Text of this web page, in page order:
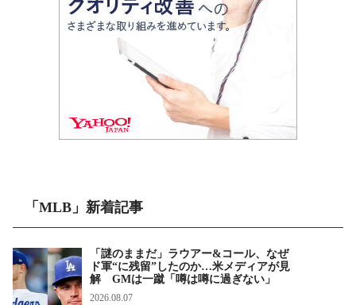
「MLB」新着記事
「謎のままだ」ラウアー&コール、なぜ
ド軍“に残留”したのか…米メディアが見
解 GMは一蹴「噂は噂に過ぎない」
2026.08.07